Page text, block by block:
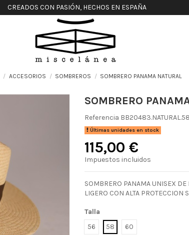
CREADOS CON PASIÓN, HECHOS EN ESPAÑA
ACCESORIOS SOMBREROS SOMBRERO PANAMA NATURAL
SOMBRERO
Referencia BB20483.NATURAL.58
Últimas unidades en stock
115,00 €
Impuestos incluidos
SOMBRERO PANAMA UNISEX DE
LIGERO CON ALTA PROTECCION
Talla
56
58 60